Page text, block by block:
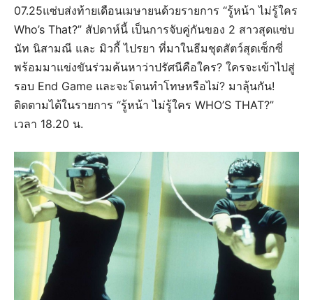
07.25แซ่บส่งท้ายเดือนเมษายนด้วยรายการ “รู้หน้า ไม่รู้ใคร
Who’s That?” สัปดาห์นี้ เป็นการจับคู่กันของ 2 สาวสุดแซ่บ
นัท นิสามณี และ มิวกี้ ไปรยา ที่มาในธีมชุดสัตว์สุดเซ็กซี่
พร้อมมาแข่งขันร่วมค้นหาว่าปรัศนีคือใคร? ใครจะเข้าไปสู่
รอบ End Game และจะโดนทำโทษหรือไม่? มาลุ้นกัน!
ติดตามได้ในรายการ “รู้หน้า ไม่รู้ใคร WHO’S THAT?”
เวลา 18.20 น.